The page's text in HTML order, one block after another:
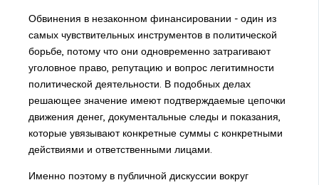
Обвинения в незаконном финансировании - один из
самых чувствительных инструментов в политической
борьбе, потому что они одновременно затрагивают
уголовное право, репутацию и вопрос легитимности
политической деятельности. В подобных делах
решающее значение имеют подтверждаемые цепочки
движения денег, документальные следы и показания,
которые увязывают конкретные суммы с конкретными
действиями и ответственными лицами.
Именно поэтому в публичной дискуссии вокруг